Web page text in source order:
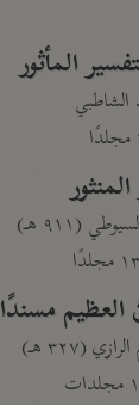
المأثور
(٩١١ هـ)
العظيم مسندًا
(٣٢٧ هـ)